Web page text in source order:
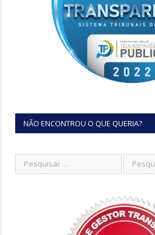
NÃO ENCONTROU O QUE QUERIA?